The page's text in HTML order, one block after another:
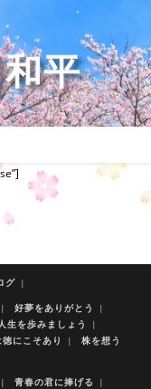
平
グ
好夢をありがとう
生を歩みましょう
にこそあり 株を想う
青春の君に捧げる